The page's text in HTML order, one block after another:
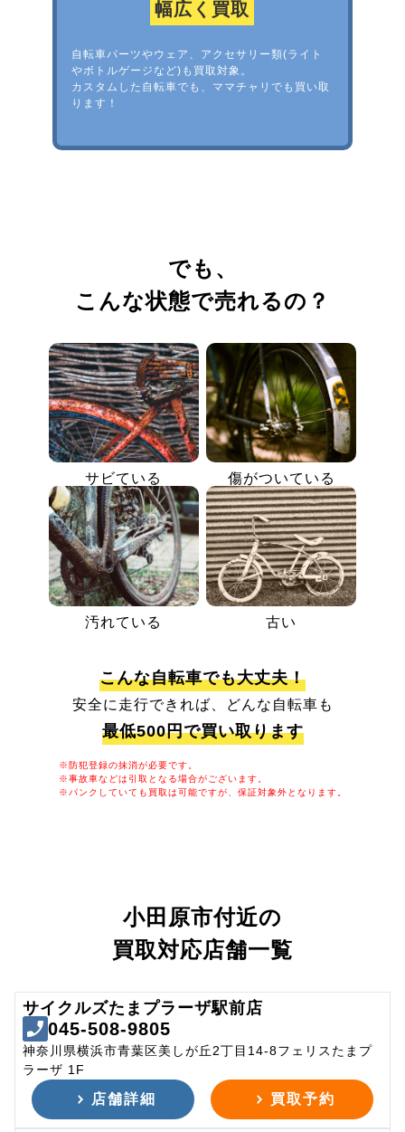
幅広く買取
自転車パーツやウェア、アクセサリー類(ライト
やボトルゲージなど)も買取対象。
カスタムした自転車でも、ママチャリでも買い取
ります！
でも、
こんな状態で売れるの？
サビている 傷がついている
汚れている 古い
こんな自転車でも大丈夫！
安全に走行できれば、どんな自転車も
最低500円で買い取ります
※防犯登録の抹消が必要です。
※事故車などは引取となる場合がございます。
※パンクしていても買取は可能ですが、保証対象外となります。
小田原市付近の
買取対応店舗一覧
サイクルズたまプラーザ駅前店
045-508-9805
神奈川県横浜市青葉区美しが丘2丁目14-8フェリスたまプ
ラーザ 1F
店舗詳細 買取予約